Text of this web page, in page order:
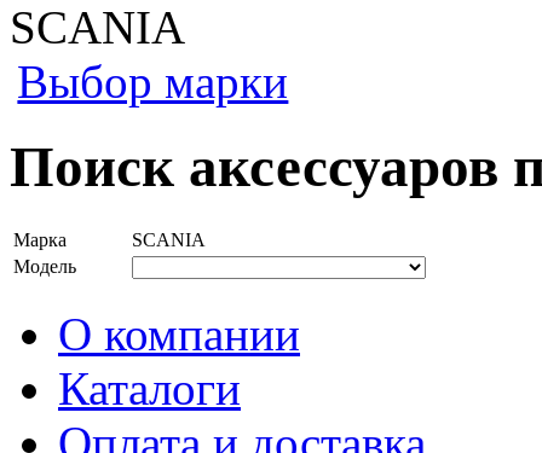
SCANIA
Выбор марки
Поиск аксессуаров
Марка
SCANIA
Модель
О компании
Каталоги
Оплата и доставка